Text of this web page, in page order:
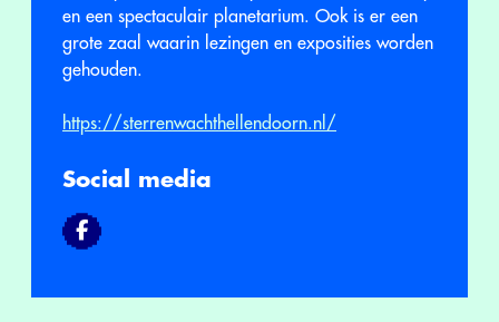
en een spectaculair planetarium. Ook is er een
grote zaal waarin lezingen en exposities worden
gehouden.
https://sterrenwachthellendoorn.nl/
Social media